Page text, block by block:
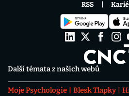
Další témata z našich webů
Moje Psychologie Blesk Tlapky
RSS